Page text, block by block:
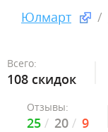
Юлмарт
Всего:
108 скидок
Отзывы:
25 20 9